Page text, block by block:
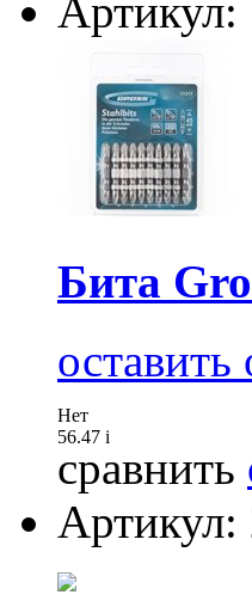
Артикул:
Бита
оставить
Нет
56.47 i
сравнить
Артикул: